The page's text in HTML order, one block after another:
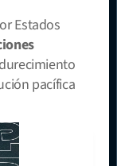
Estados
pacífica